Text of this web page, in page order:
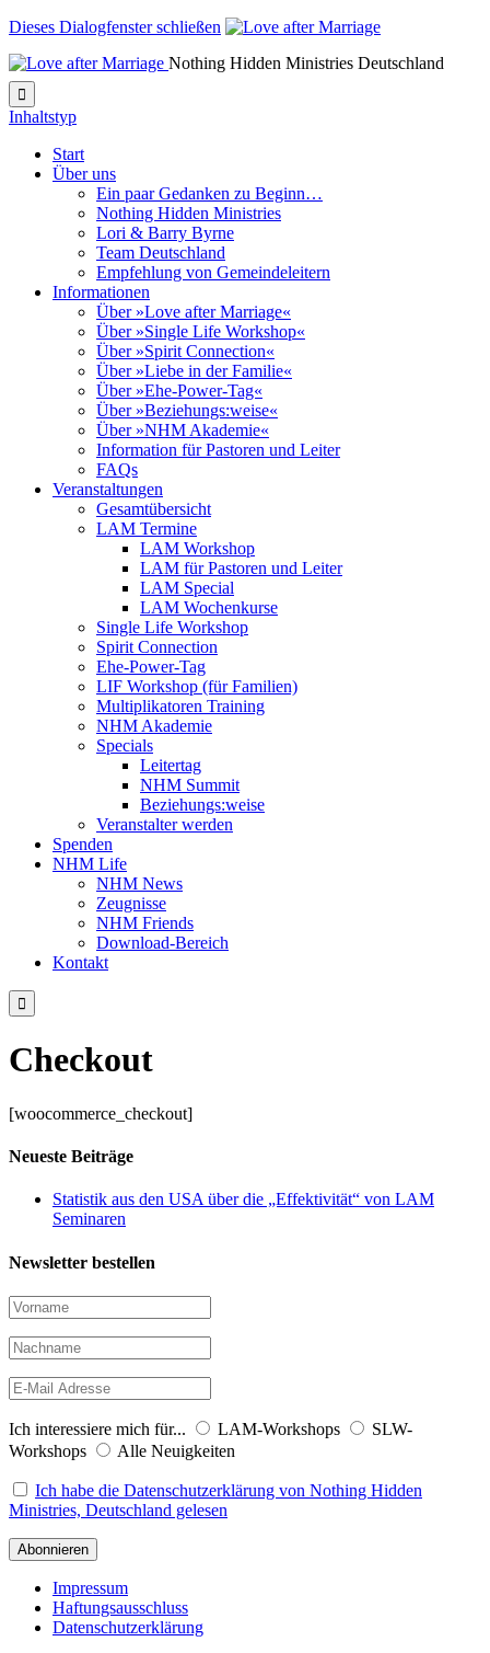
Dieses Dialogfenster schließen
Nothing Hidden Ministries Deutschland

Inhaltstyp
Start
Über uns
Ein paar Gedanken zu Beginn…
Nothing Hidden Ministries
Lori & Barry Byrne
Team Deutschland
Empfehlung von Gemeindeleitern
Informationen
Über »Love after Marriage«
Über »Single Life Workshop«
Über »Spirit Connection«
Über »Liebe in der Familie«
Über »Ehe-Power-Tag«
Über »Beziehungs:weise«
Über »NHM Akademie«
Information für Pastoren und Leiter
FAQs
Veranstaltungen
Gesamtübersicht
LAM Termine
LAM Workshop
LAM für Pastoren und Leiter
LAM Special
LAM Wochenkurse
Single Life Workshop
Spirit Connection
Ehe-Power-Tag
LIF Workshop (für Familien)
Multiplikatoren Training
NHM Akademie
Specials
Leitertag
NHM Summit
Beziehungs:weise
Veranstalter werden
Spenden
NHM Life
NHM News
Zeugnisse
NHM Friends
Download-Bereich
Kontakt

Checkout
[woocommerce_checkout]
Neueste Beiträge
Statistik aus den USA über die „Effektivität“ von LAM
Seminaren
Newsletter bestellen
Ich interessiere mich für... LAM-Workshops
SLW-
Workshops
Alle Neuigkeiten
Ich habe die Datenschutzerklärung von Nothing Hidden
Ministries, Deutschland gelesen
Impressum
Haftungsausschluss
Datenschutzerklärung